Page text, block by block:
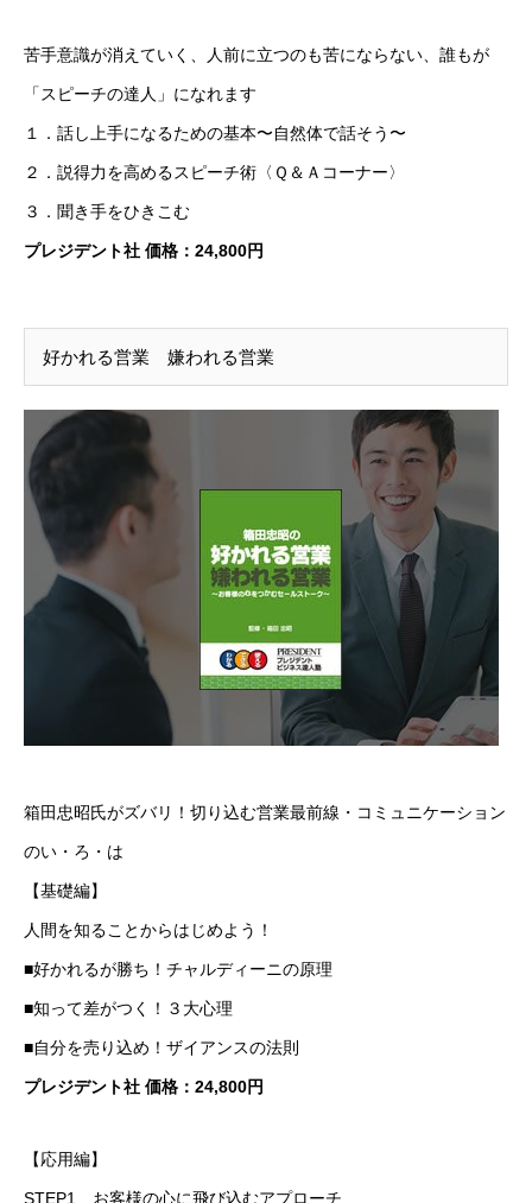
苦手意識が消えていく、人前に立つのも苦にならない、誰もが
「スピーチの達人」になれます
１．話し上手になるための基本〜自然体で話そう〜
２．説得力を高めるスピーチ術〈Ｑ＆Ａコーナー〉
３．聞き手をひきこむ
プレジデント社 価格：24,800円
好かれる営業 嫌われる営業
箱田忠昭氏がズバリ！切り込む営業最前線・コミュニケーション
のい・ろ・は
【基礎編】
人間を知ることからはじめよう！
■好かれるが勝ち！チャルディーニの原理
■知って差がつく！３大心理
■自分を売り込め！ザイアンスの法則
プレジデント社 価格：24,800円
【応用編】
STEP1 お客様の心に飛び込むアプローチ